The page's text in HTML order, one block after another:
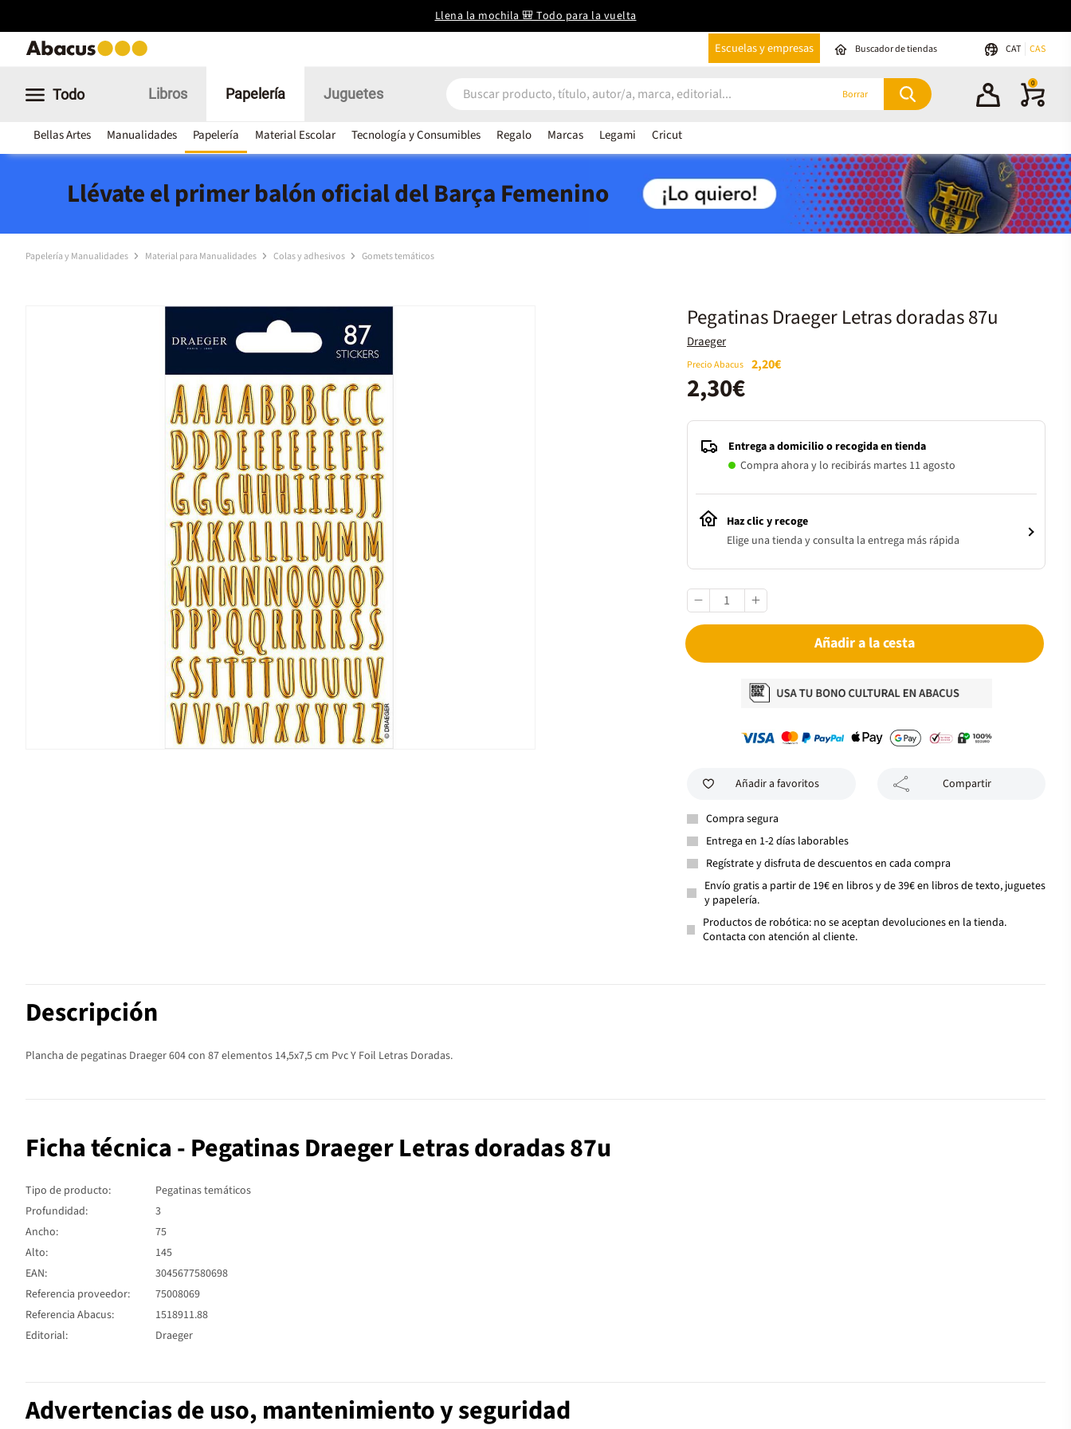
Llena la mochila 🎒 Todo para la vuelta
Escuelas y empresas Buscador de tiendas CAT CAS
Todo Libros Papelería
Bellas Artes Manualidades Papelería Material Escolar Tecnología y Consumibles Regalo Marcas Legami Cricut
Juguetes Borrar
0
Llévate el primer balón oficial del Barça Femenino
Papelería y Manualidades Material para Manualidades Colas y adhesivos Gomets temáticos
Pegatinas Draeger Letras doradas 87u
Draeger
Precio Abacus 2,20€
2,30€
Entrega a domicilio o recogida en tienda
Compra ahora y lo recibirás martes 11 agosto
Haz clic y recoge
Elige una tienda y consulta la entrega más rápida
Añadir a la cesta
Añadir a favoritos Compartir
Compra segura
Entrega en 1-2 días laborables
Regístrate y disfruta de descuentos en cada compra
Envío gratis a partir de 19€ en libros y de 39€ en libros de texto, juguetes
y papelería.
Productos de robótica: no se aceptan devoluciones en la tienda.
Contacta con atención al cliente.
Descripción
Plancha de pegatinas Draeger 604 con 87 elementos 14,5x7,5 cm Pvc Y Foil Letras Doradas.
Ficha técnica - Pegatinas Draeger Letras doradas 87u
Tipo de producto:
Pegatinas temáticos
Profundidad:
3
Ancho:
75
Alto:
145
EAN:
3045677580698
Referencia proveedor:
75008069
Referencia Abacus:
1518911.88
Editorial:
Draeger
Advertencias de uso, mantenimiento y seguridad